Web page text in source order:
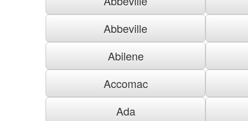
Abbeville
Abilene
Accomac
Ada